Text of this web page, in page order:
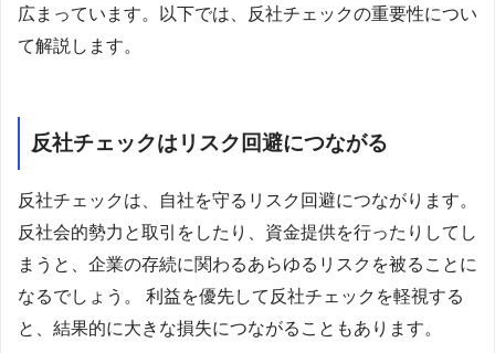
広まっています。以下では、反社チェックの重要性につい
て解説します。
反社チェックはリスク回避につながる
反社チェックは、自社を守るリスク回避につながります。
反社会的勢力と取引をしたり、資金提供を行ったりしてし
まうと、企業の存続に関わるあらゆるリスクを被ることに
なるでしょう。 利益を優先して反社チェックを軽視する
と、結果的に大きな損失につながることもあります。